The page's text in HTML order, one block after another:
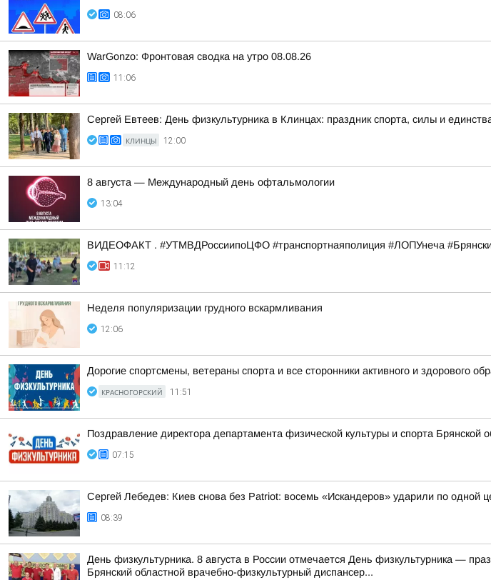
08:06
WarGonzo: Фронтовая сводка на утро 08.08.26
11:06
Сергей Евтеев: День физкультурника в Клинцах: праздник спорта, силы и
КЛИНЦЫ 12:00
8 августа — Международный день офтальмологии
13:04
ВИДЕОФАКТ . #УТМВДРоссиипоЦФО #транспортнаяполиция #ЛОПУнеча
11:12
Неделя популяризации грудного вскармливания
12:06
Дорогие спортсмены, ветераны спорта и все сторонники активного и здорового
КРАСНОГОРСКИЙ 11:51
Поздравление директора департамента физической культуры и спорта Брянской
07:15
Сергей Лебедев: Киев снова без Patriot: восемь «Искандеров» ударили по одной
08:39
День физкультурника. 8 августа в России отмечается День физкультурника —
Брянский областной врачебно-физкультурный диспансер...